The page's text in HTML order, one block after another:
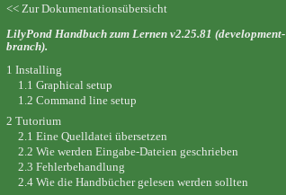
<< Zur Dokumentationsübersicht
LilyPond Handbuch zum Lernen v2.25.81 (development-
branch).
1 Installing
1.1 Graphical setup
1.2 Command line setup
2 Tutorium
2.1 Eine Quelldatei übersetzen
2.2 Wie werden Eingabe-Dateien geschrieben
2.3 Fehlerbehandlung
2.4 Wie die Handbücher gelesen werden sollten